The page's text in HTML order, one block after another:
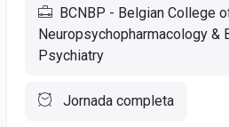
BCNBP - Belgian College
Neuropsychopharmacology &
Psychiatry
Jornada completa